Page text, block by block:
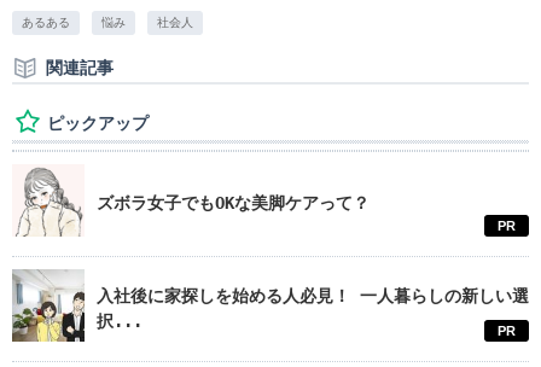
あるある 悩み 社会人
関連記事
ピックアップ
ズボラ女子でもOKな美脚ケアって？
PR
入社後に家探しを始める人必見！ 一人暮らしの新しい選
択...
PR